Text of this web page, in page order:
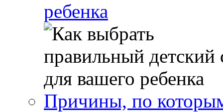
ребенка
Причины, по